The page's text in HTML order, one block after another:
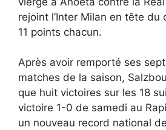
rejoint l’Inter Milan en tête du
11 points chacun.
Après avoir remporté ses
matches de la saison,
que huit victoires sur les 18
victoire 1-0 de samedi au
un nouveau record national